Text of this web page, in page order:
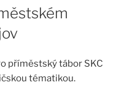
příměstský tábor SKC
tématikou.